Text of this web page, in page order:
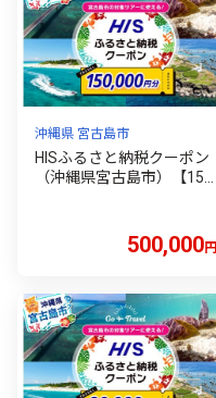
沖縄県 宮古島市
HISふるさと納税クーポン
（沖縄県宮古島市）【150,
500,000円